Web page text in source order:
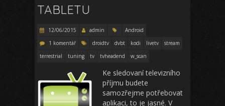
TABLETU
12/06/2015 admin
Android
1 komentář
droidtv dvbt kodi livetv
stream
terrestrial
tuning tv tvheadend w_scan
Ke sledovaní televizního
příjmu budete
samozřejme potřebovat
aplikaci, to je jasné. V